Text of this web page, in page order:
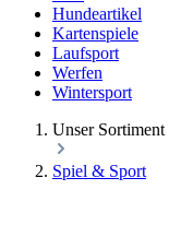
Hundeartikel
Kartenspiele
Laufsport
Werfen
Wintersport
Unser Sortiment
Spiel & Sport